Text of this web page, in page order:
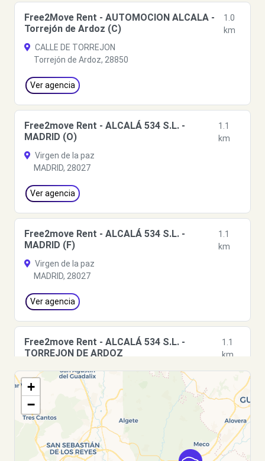
Free2Move Rent - AUTOMOCION ALCALA -
Torrejón de Ardoz (C)
1.0
km
CALLE DE TORREJON
Torrejón de Ardoz, 28850
Ver agencia
Free2move Rent - ALCALÁ 534 S.L. -
MADRID (O)
1.1
km
Virgen de la paz
MADRID, 28027
Ver agencia
Free2move Rent - ALCALÁ 534 S.L. -
MADRID (F)
1.1
km
Virgen de la paz
MADRID, 28027
Ver agencia
Free2move Rent - ALCALÁ 534 S.L. -
TORREJON DE ARDOZ
1.1
km
Avenida de la Constitución
TORREJON DE ARDOZ, 28850
Free2Move Rent - AUTO CELA, S.L. -
5.8
+
−